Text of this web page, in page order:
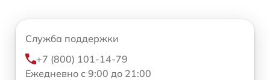
Служба поддержки
+7 (800) 101-14-79
Ежедневно с 9:00 до 21:00